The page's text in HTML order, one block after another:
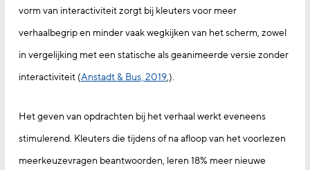
vorm van interactiviteit zorgt bij kleuters voor meer
verhaalbegrip en minder vaak wegkijken van het scherm, zowel
in vergelijking met een statische als geanimeerde versie zonder
interactiviteit (Anstadt & Bus, 2019,).
Het geven van opdrachten bij het verhaal werkt eveneens
stimulerend. Kleuters die tijdens of na afloop van het voorlezen
meerkeuzevragen beantwoorden, leren 18% meer nieuwe